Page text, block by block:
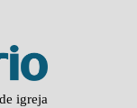
igreja